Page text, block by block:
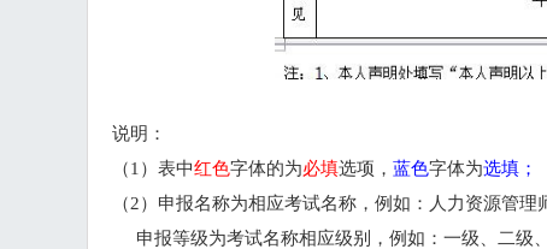
说明：
（1）表中红色字体的为必填选项， 蓝色字体为选填；
（2）申报名称为相应考试名称，例如：人力资源管理
申报等级为考试名称相应级别，例如：一级、二级